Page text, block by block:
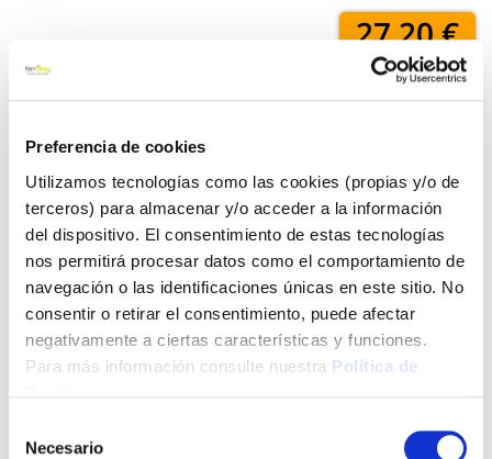
Preferencia de cookies
Utilizamos tecnologías como las cookies (propias y/o de
terceros) para almacenar y/o acceder a la información
del dispositivo. El consentimiento de estas tecnologías
nos permitirá procesar datos como el comportamiento de
navegación o las identificaciones únicas en este sitio. No
consentir o retirar el consentimiento, puede afectar
negativamente a ciertas características y funciones.
Para más información consulte nuestra Política de
Necesario
27,20 €
Click&Collect - Recogida gratis
en nuestras tiendas
Envío a domicilio:
5 días hábiles
+ INFO